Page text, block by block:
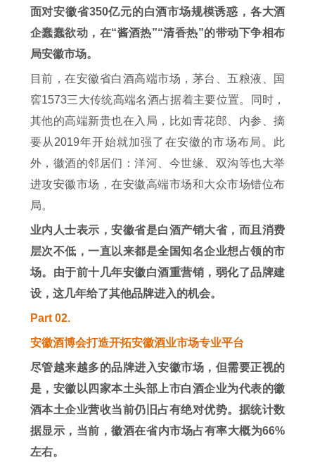
面对安徽省350亿元的白酒市场规模诱惑，各大酒
企蠢蠢欲动，在“酱酒热”“清香热”的带动下争相布
局安徽市场。
目前，在安徽省白酒高端市场，茅台、五粮液、国
窖1573三大传统高端名酒占据着主要位置。同时，
其他的高端新贵也在入局，比如青花郎、内参、摘
要从2019年开始就加强了在安徽的市场布局。此
外，徽酒的邻居们：洋河、今世缘、双沟等也大举
进攻安徽市场，在安徽高端市场和大众市场错位布
局。
业内人士表示，安徽省是白酒产销大省，而且消费
层次不低，一直以来都是全国知名企业想占领的市
场。由于前十几年安徽白酒重营销，弱化了品牌建
设，这几年给了其他品牌进入的机会。
Part 02.
安徽酒博会打造开拓安徽酒业市场专业平台
尽管越来越多的品牌进入安徽市场，但需要正视的
是，安徽以四家本土头部上市白酒企业为代表的徽
酒本土企业营收当前仍旧占有绝对优势。据统计数
据显示，当前，徽酒在省内市场占有率大概为66%
左右。